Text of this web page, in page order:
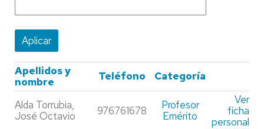
Apellidos y
nombre
Teléfono Categoría
Alda Torrubia,
José Octavio
976761678
Profesor
Emérito
Ver
ficha
personal